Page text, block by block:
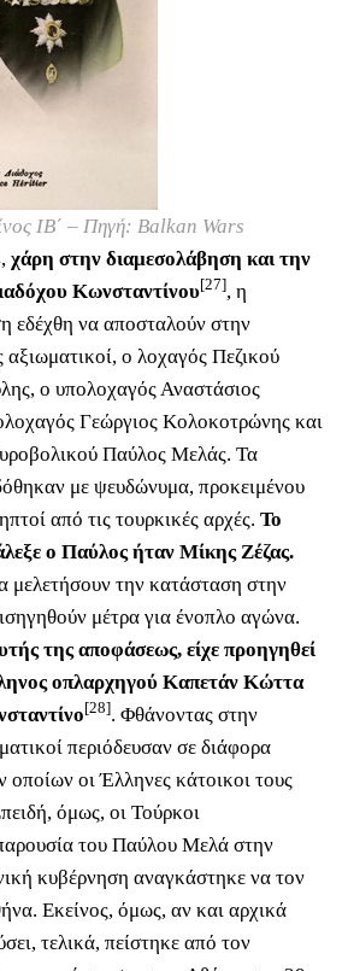
ΙΒ΄ – Πηγή: Balkan Wars
χάρη στην διαμεσολάβηση και την
Κωνσταντίνου[27], η
εδέχθη να αποσταλούν στην
ο λοχαγός Πεζικού
ο υπολοχαγός Αναστάσιος
Γεώργιος Κολοκοτρώνης και
Παύλος Μελάς. Τα
με ψευδώνυμα, προκειμένου
από τις τουρκικές αρχές. Το
ο Παύλος ήταν Μίκης Ζέζας.
μελετήσουν την κατάσταση στην
μέτρα για ένοπλο αγώνα.
της αποφάσεως, είχε προηγηθεί
οπλαρχηγού Καπετάν Κώττα
[28]. Φθάνοντας στην
περιόδευσαν σε διάφορα
οποίων οι Έλληνες κάτοικοι τους
όμως, οι Τούρκοι
του Παύλου Μελά στην
κυβέρνηση αναγκάστηκε να τον
Εκείνος, όμως, αν και αρχικά
τελικά, πείστηκε από τον